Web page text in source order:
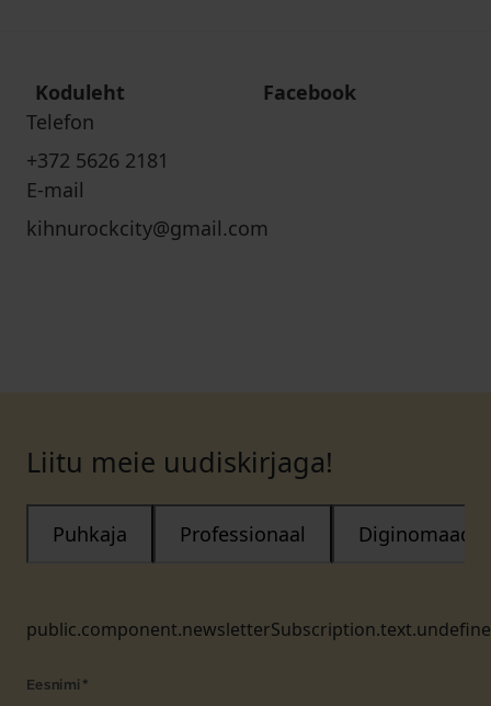
Koduleht
Facebook
Telefon
+372 5626 2181
E-mail
kihnurockcity@gmail.com
Liitu meie uudiskirjaga!
Puhkaja Professionaal Diginomaad
Eesnimi *